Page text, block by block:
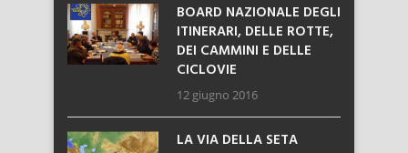
BOARD NAZIONALE DEGLI
ITINERARI, DELLE ROTTE,
DEI CAMMINI E DELLE
CICLOVIE
12 giugno 2016
LA VIA DELLA SETA